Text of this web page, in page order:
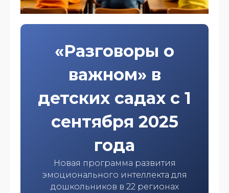
«Разговоры о
важном» в
детских садах с 1
сентября 2025
года
Новая программа развития
эмоционального интеллекта для
дошкольников в 22 регионах